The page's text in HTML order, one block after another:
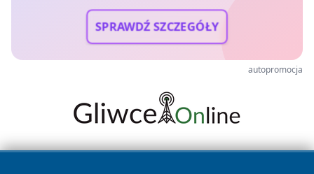
SPRAWDŹ SZCZEGÓŁY
autopromocja